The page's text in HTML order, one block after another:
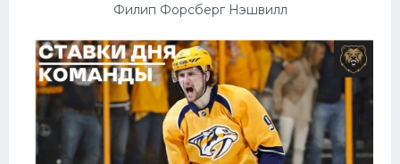
Филип Форсберг Нэшвилл